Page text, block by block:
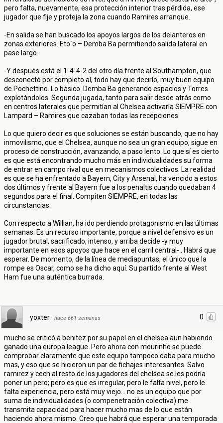
pero falta, nuevamente, esa protección interior tras pérdida, ese
jugador que fije y proteja la zona cuando Ramires arranque.
-En salida se han buscado los apoyos largos de los delanteros en
zonas exteriores. Eto´o – Demba Ba permitiendo salida lateral en
pase largo.
-Y después está el 1-4-4-2 del otro día frente al Southampton, que
desconectó por completo al, todo hay que decirlo, muy buen equipo
de Pochettino. Lo básico. Demba Ba generando espacios y Torres
explotándolos. Segunda jugada, tanto para salir desde atrás como
en centros laterales que permitían al Chelsea activarla SIEMPRE con
Lampard – Ramires que cazaban todas las recepciones.
Lo que quiero decir es que soluciones se están buscando, que no hay
inmovilismo, que el Chelsea, aunque no sea un gran equipo, sigue en
proceso de construcción, avanzando, a paso lento. Lo que sí es cierto
es que está encontrando mucho más en individualidades su forma
de entrar en campo rival que en mecanismos colectivos. La realidad
es que se ha enfrentado a Bayern, City y Arsenal, ha vencido a estos
dos últimos y frente al Bayern fue a los penaltis cuando quedaban 4
segundos para el final. Compiten SIEMPRE, en todas las
circunstancias.
Con respecto a Willian, ha ido perdiendo protagonismo en las últimas
semanas. Es un recurso importante, porque a nivel defensivo es un
jugador brutal, sacrificado, intenso, y arriba decide -y muy
importante en esos apoyos que hace en el carril central- . Habrá que
esperar. De momento, de la línea de mediapuntas, el único que la
rompe es Oscar, como se ha dicho aquí. Su partido frente al West
Ham fue una auténtica burrada.
0
yoxter · hace 661 semanas
mucho se criticó a benitez por su papel en el chelsea aun habiendo
ganado una europa league. Pero ahora con mourinho se puede
comprobar claramente que este equipo tampoco daba para mucho
mas, y eso que se hicieron un par de fichajes interesantes. Salvo
ramirez y cech al resto de los jugadores del chelsea se les podría
poner un pero; pero es que es irregular, pero le falta nivel, pero le
falta experiencia, pero está muy viejo... no es un equipo que por
suma de individualidades (o compenetración colectiva) me
transmita capacidad para hacer mucho mas de lo que están
haciendo ahora mismo. Creo que habrá que esperar una temporada